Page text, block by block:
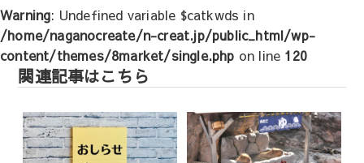
ー
シ
ョ
ン
Warning: Undefined variable $catkwds in
/home/naganocreate/n-creat.jp/public_html/wp-
content/themes/8market/single.php on line 120
関連記事はこちら